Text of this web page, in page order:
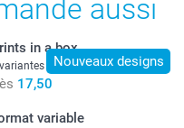
aussi
Nouveaux designs
in a box
17,50
variable